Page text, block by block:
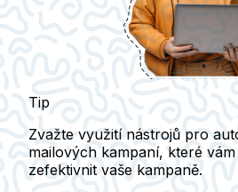
Tip
Zvažte využití nástrojů pro
mailových kampaní, které
zefektivnit vaše kampaně.